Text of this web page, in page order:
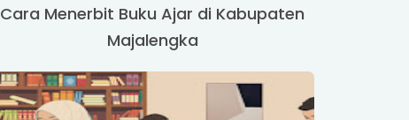
Cara Menerbit Buku Ajar di Kabupaten
Majalengka